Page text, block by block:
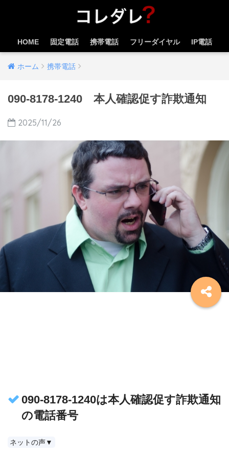
HOME 固定電話 携帯電話 フリーダイヤル IP電話
ホーム 携帯電話
090-8178-1240 本人確認促す詐欺通知
2025/11/26
090-8178-1240は本人確認促す詐欺通知
の電話番号
ネットの声▼